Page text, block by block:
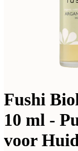
Fushi
10 ml -
voor